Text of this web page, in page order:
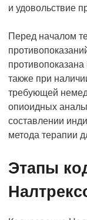
и удовольствие
Перед началом
также при
требующей
опиоидных
составлении
метода терапии
Этапы